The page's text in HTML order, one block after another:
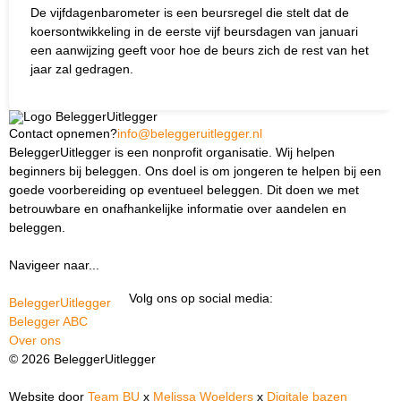
De vijfdagenbarometer is een beursregel die stelt dat de
koersontwikkeling in de eerste vijf beursdagen van januari
een aanwijzing geeft voor hoe de beurs zich de rest van het
jaar zal gedragen.
Contact opnemen?info@beleggeruitlegger.nl
BeleggerUitlegger is een nonprofit organisatie. Wij helpen
beginners bij beleggen. Ons doel is om jongeren te helpen bij een
goede voorbereiding op eventueel beleggen. Dit doen we met
betrouwbare en onafhankelijke informatie over aandelen en
beleggen.
Navigeer naar...
BeleggerUitlegger
Belegger ABC
Over ons
Volg ons op social media:
© 2026 BeleggerUitlegger
Website door Team BU x Melissa Woelders x Digitale bazen